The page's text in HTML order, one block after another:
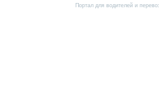
Портал для водителей и